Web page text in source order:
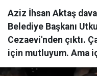
Aziz İhsan Aktaş
Belediye Başkanı
Cezaevi'nden çıktı.
için mutluyum. Ama